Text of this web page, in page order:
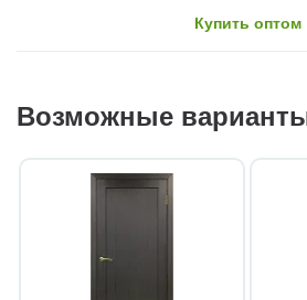
Купить оптом
Возможные